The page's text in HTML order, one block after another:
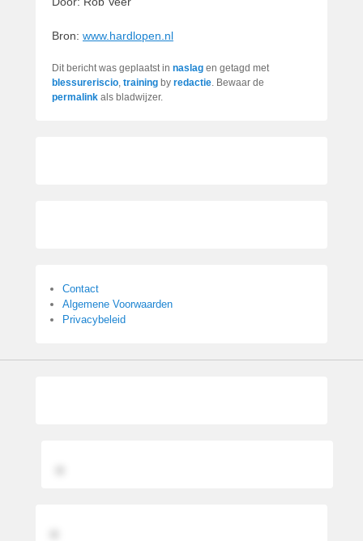
Bron: www.hardlopen.nl
Dit bericht was geplaatst in naslag en getagd met
blessureriscio, training by redactie. Bewaar de
permalink als bladwijzer.
Contact
Algemene Voorwaarden
Privacybeleid